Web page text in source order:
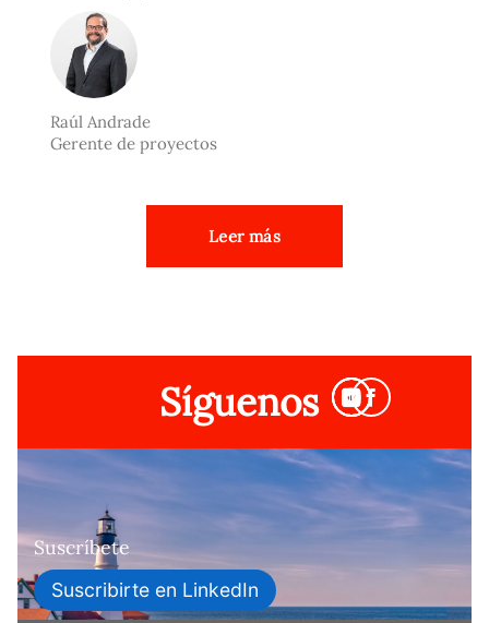
Raúl Andrade
Gerente de proyectos
Leer más
Síguenos
Suscríbete
Suscribirte en LinkedIn